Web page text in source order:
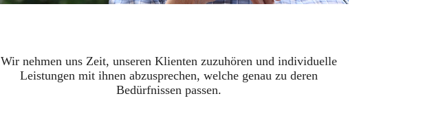
Wir nehmen uns Zeit, unseren Klienten zuzuhören und individuelle
Leistungen mit ihnen abzusprechen, welche genau zu deren
Bedürfnissen passen.